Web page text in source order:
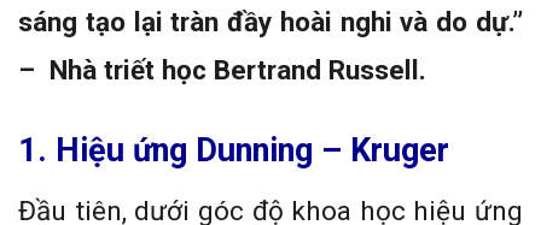
sáng tạo lại tràn đầy hoài nghi và do dự.”
– Nhà triết học Bertrand Russell.
1. Hiệu ứng Dunning – Kruger
Đầu tiên, dưới góc độ khoa học hiệu ứng